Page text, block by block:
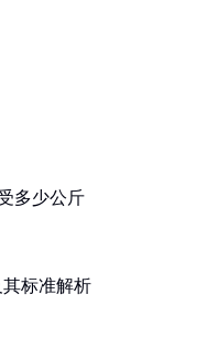
多少公斤
标准解析